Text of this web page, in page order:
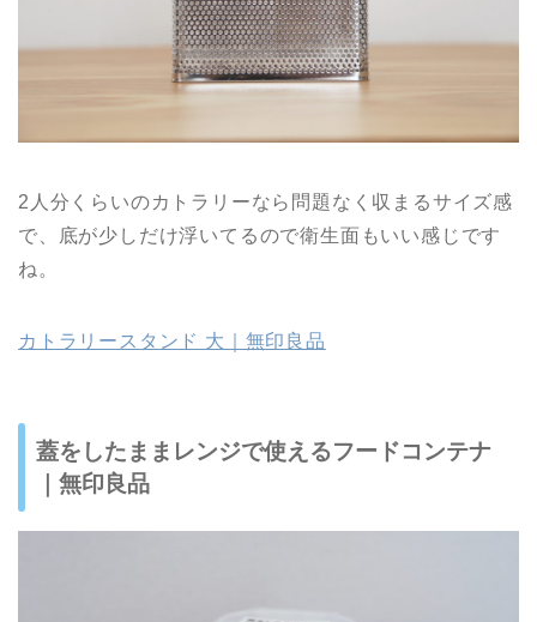
2人分くらいのカトラリーなら問題なく収まるサイズ感
で、底が少しだけ浮いてるので衛生面もいい感じです
ね。
カトラリースタンド 大｜無印良品
蓋をしたままレンジで使えるフードコンテナ
｜無印良品